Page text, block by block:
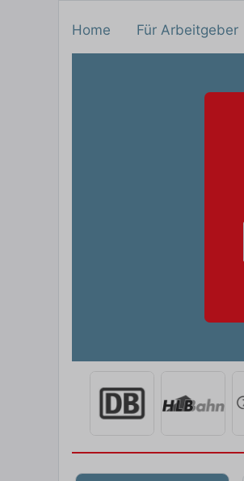
Home Für Arbeitgeber